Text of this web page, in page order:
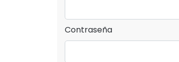
Contraseña